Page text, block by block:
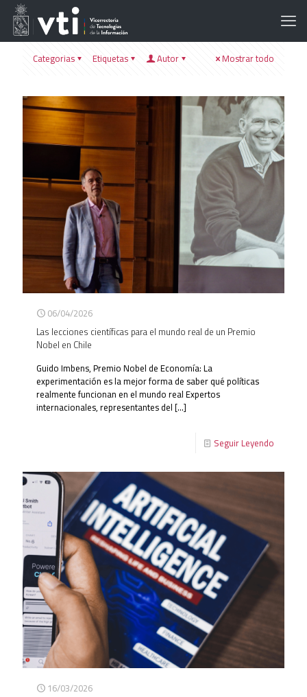
Categorias Etiquetas Autor Mostrar todo
06/04/2026
Las lecciones científicas para el mundo real de un Premio
Nobel en Chile
Guido Imbens, Premio Nobel de Economía: La
experimentación es la mejor forma de saber qué políticas
realmente funcionan en el mundo real Expertos
internacionales, representantes del[…]
Seguir Leyendo
16/03/2026